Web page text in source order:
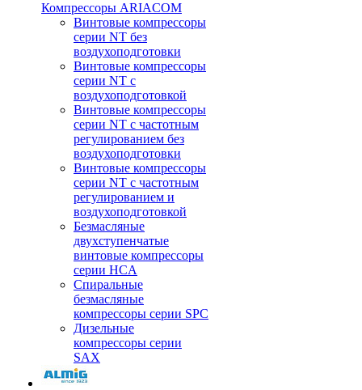
Компрессоры ARIACOM
Винтовые компрессоры
серии NT без
воздухоподготовки
Винтовые компрессоры
серии NT c
воздухоподготовкой
Винтовые компрессоры
серии NT с частотным
регулированием без
воздухоподготовки
Винтовые компрессоры
серии NT с частотным
регулированием и
воздухоподготовкой
Безмасляные
двухступенчатые
винтовые компрессоры
серии HCA
Спиральные
безмасляные
компрессоры серии SPC
Дизельные
компрессоры серии
SAX